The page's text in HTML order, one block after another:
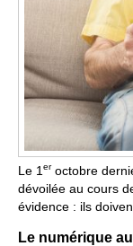
Le 1 eroctobre
dévoilée au cours
évidence : ils
Le numérique